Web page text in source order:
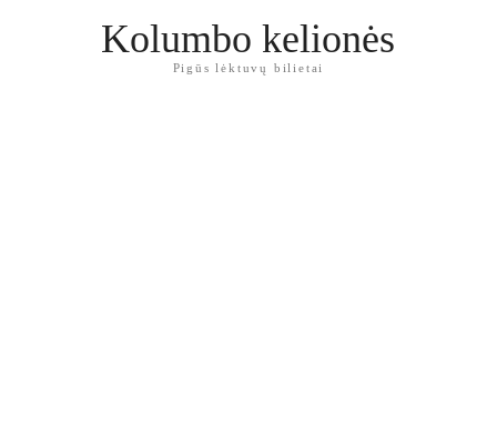
Kolumbo kelionės
Pigūs lėktuvų bilietai